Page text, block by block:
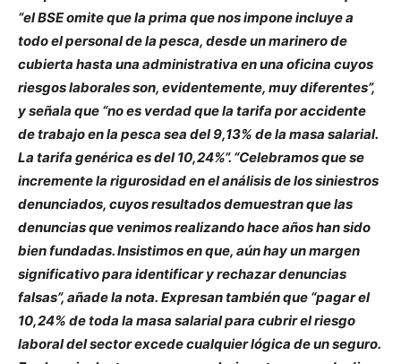
“el BSE omite que la prima que nos impone incluye a
todo el personal de la pesca, desde un marinero de
cubierta hasta una administrativa en una oficina cuyos
riesgos laborales son, evidentemente, muy diferentes”,
y señala que “no es verdad que la tarifa por accidente
de trabajo en la pesca sea del 9,13% de la masa salarial.
La tarifa genérica es del 10,24%”. “Celebramos que se
incremente la rigurosidad en el análisis de los siniestros
denunciados, cuyos resultados demuestran que las
denuncias que venimos realizando hace años han sido
bien fundadas. Insistimos en que, aún hay un margen
significativo para identificar y rechazar denuncias
falsas”, añade la nota. Expresan también que “pagar el
10,24% de toda la masa salarial para cubrir el riesgo
laboral del sector excede cualquier lógica de un seguro.